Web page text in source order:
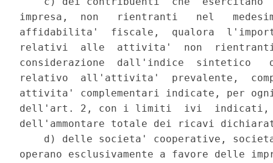
impresa,  non   rientranti   nel
affidabilita'  fiscale,  qualora
relativi  alle  attivita'  non
considerazione  dall'indice
relativo  all'attivita'  prevalente,
attivita' complementari indicate, per
dell'art. 2, con i limiti  ivi  indicati,
dell'ammontare totale dei ricavi
d) delle societa' cooperative,
operano esclusivamente a favore delle